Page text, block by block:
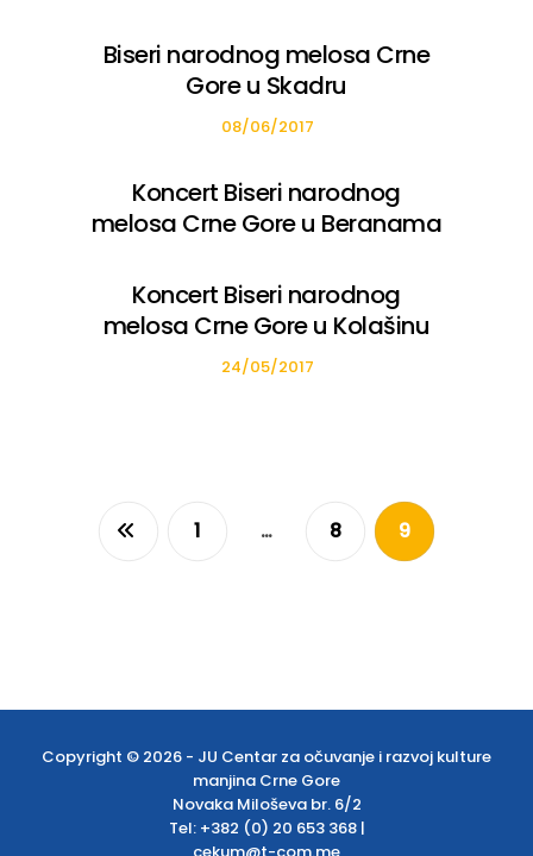
Biseri narodnog melosa Crne
Gore u Skadru
08/06/2017
Koncert Biseri narodnog
melosa Crne Gore u Beranama
Koncert Biseri narodnog
melosa Crne Gore u Kolašinu
24/05/2017
1 … 8 9
Copyright © 2026 - JU Centar za očuvanje i razvoj kulture
manjina Crne Gore
Novaka Miloševa br. 6/2
Tel: +382 (0) 20 653 368 |